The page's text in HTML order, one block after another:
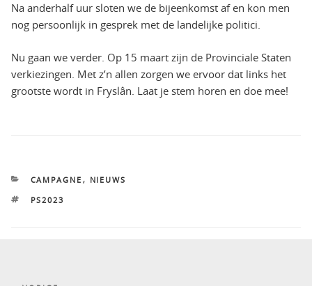
Na anderhalf uur sloten we de bijeenkomst af en kon men
nog persoonlijk in gesprek met de landelijke politici.
Nu gaan we verder. Op 15 maart zijn de Provinciale Staten
verkiezingen. Met z’n allen zorgen we ervoor dat links het
grootste wordt in Fryslân. Laat je stem horen en doe mee!
CATEGORIEËN
CAMPAGNE , NIEUWS
TAGS
PS2023